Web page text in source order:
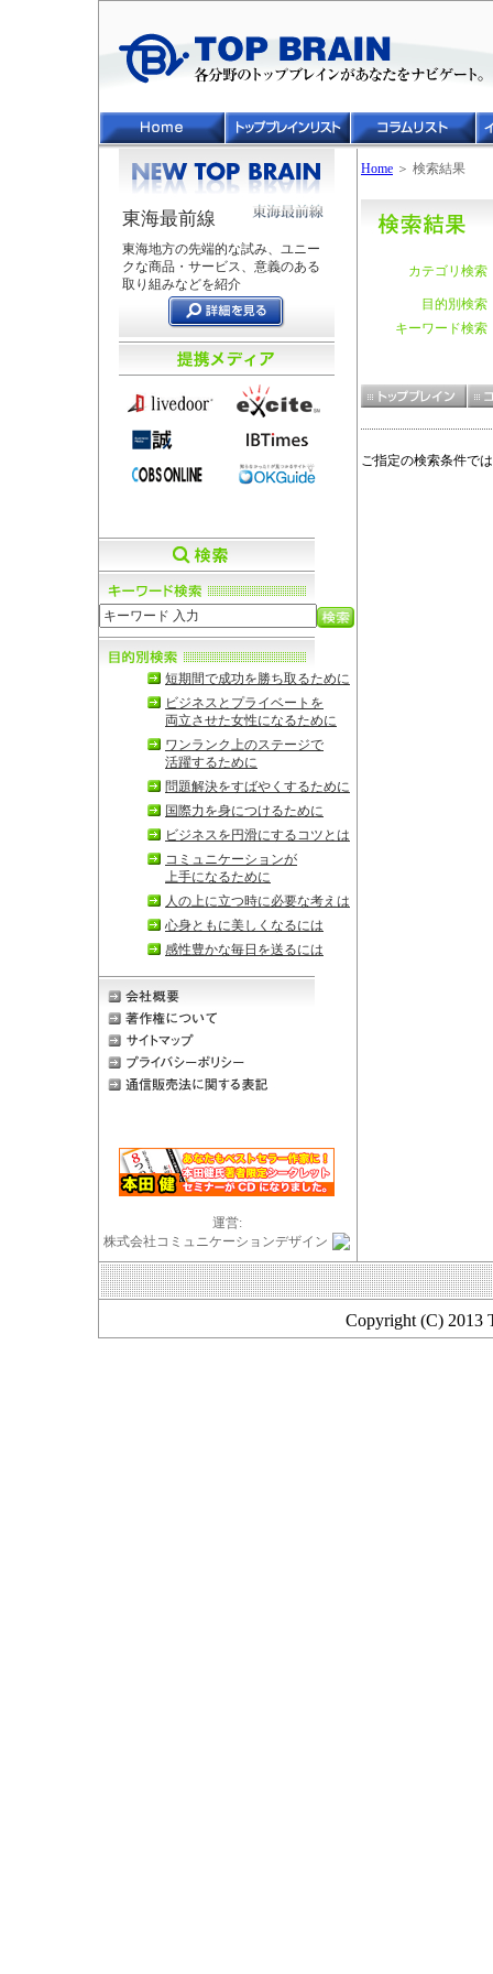
東海最前線
東海地方の先端的な試み、ユニー
クな商品・サービス、意義のある
取り組みなどを紹介
短期間で成功を勝ち取るために
ビジネスとプライベートを
両立させた女性になるために
ワンランク上のステージで
活躍するために
問題解決をすばやくするために
国際力を身につけるために
ビジネスを円滑にするコツとは
コミュニケーションが
上手になるために
人の上に立つ時に必要な考えは
心身ともに美しくなるには
感性豊かな毎日を送るには
運営:
株式会社コミュニケーションデザイン
Home ＞ 検索結果
カテゴリ検索
目的別検索
キーワード検索
ご指定の検索条件で
Copyright (C) 2013